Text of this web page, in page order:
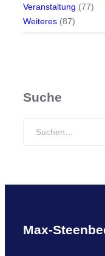
e
r
e
Veranstaltung (77)
Weiteres (87)
Suche
c
Max-